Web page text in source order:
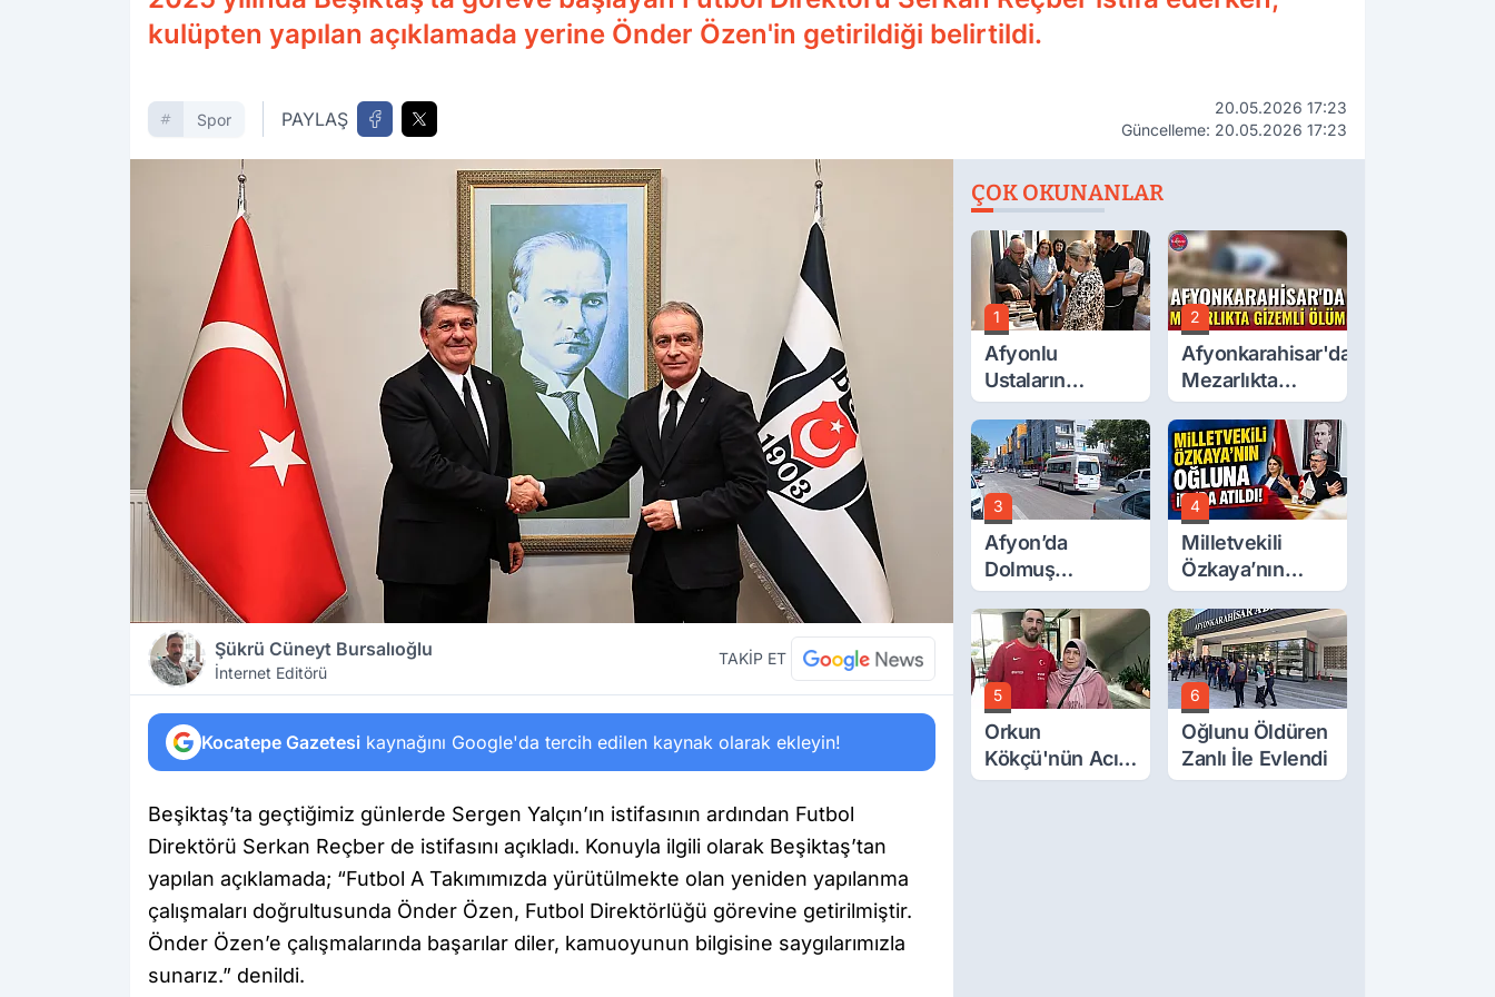
kulüpten yapılan açıklamada yerine Önder Özen'in getirildiği belirtildi.
Spor PAYLAŞ
20.05.2026 17:23
Güncelleme: 20.05.2026 17:23
Şükrü Cüneyt Bursalıoğlu
İnternet Editörü
TAKİP ET
Kocatepe Gazetesi kaynağını Google'da tercih edilen kaynak olarak ekleyin!
Beşiktaş’ta geçtiğimiz günlerde Sergen Yalçın’ın istifasının ardından Futbol
Direktörü Serkan Reçber de istifasını açıkladı. Konuyla ilgili olarak Beşiktaş’tan
yapılan açıklamada; “Futbol A Takımımızda yürütülmekte olan yeniden yapılanma
çalışmaları doğrultusunda Önder Özen, Futbol Direktörlüğü görevine getirilmiştir.
Önder Özen’e çalışmalarında başarılar diler, kamuoyunun bilgisine saygılarımızla
sunarız.” denildi.
ÇOK OKUNANLAR
1
Afyonlu
Ustaların
Eserleri
Görücüye Çıktı
2
Afyonkarahisar'da
Mezarlıkta
Gizemli Ölüm
3
Afyon’da
Dolmuş
Ücretlerine
Yüzde 40 Zam
Talebi
4
Milletvekili
Özkaya’nın
Oğluna İftira
Atıldı
5
Orkun
Kökçü'nün Acı
Günü... Cenaze
6
Oğlunu Öldüren
Zanlı İle Evlendi